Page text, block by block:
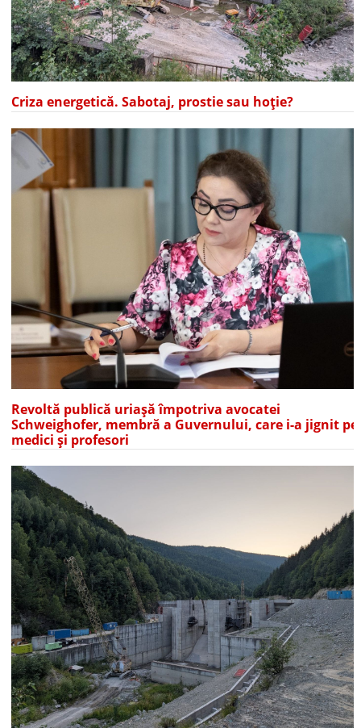
Criza energetică. Sabotaj, prostie sau hoție?
Revoltă publică uriașă împotriva avocatei
Schweighofer, membră a Guvernului, care i-a jignit pe
medici și profesori